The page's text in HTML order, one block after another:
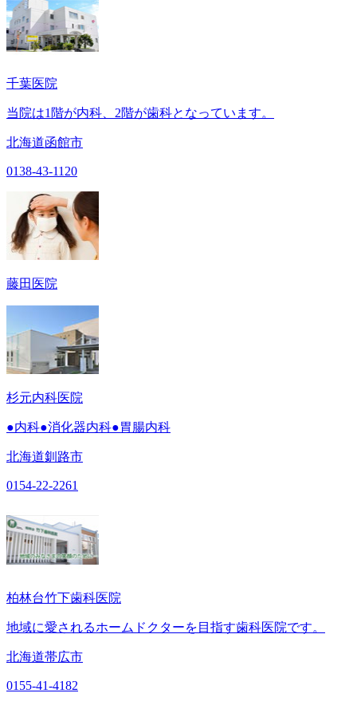
千葉医院
当院は1階が内科、2階が歯科となっています。
北海道函館市
0138-43-1120
藤田医院
杉元内科医院
●内科●消化器内科●胃腸内科
北海道釧路市
0154-22-2261
柏林台竹下歯科医院
地域に愛されるホームドクターを目指す歯科医院です。
北海道帯広市
0155-41-4182